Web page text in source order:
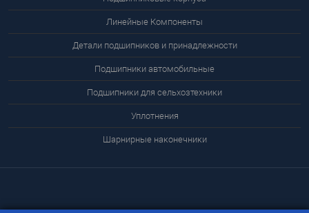
Линейные Компоненты
Детали подшипников и принадлежности
Подшипники автомобильные
Подшипники для сельхозтехники
Уплотнения
Шарнирные наконечники